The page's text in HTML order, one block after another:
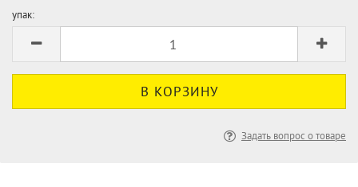
упак:
Задать вопрос о товаре